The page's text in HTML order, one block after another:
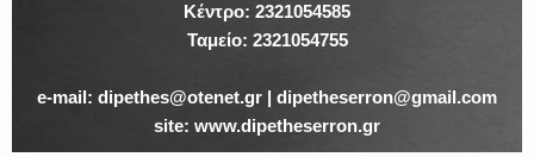
Κέντρο: 2321054585
Ταμείο: 2321054755
e-mail: dipethes@otenet.gr | dipetheserron@gmail.com
site: www.dipetheserron.gr